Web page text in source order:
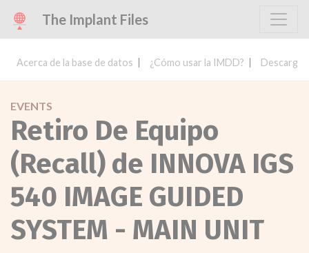
The Implant Files
Acerca de la base de datos ¿Cómo usar la IMDD? Descargar
EVENTS
Retiro De Equipo
(Recall) de INNOVA IGS
540 IMAGE GUIDED
SYSTEM - MAIN UNIT